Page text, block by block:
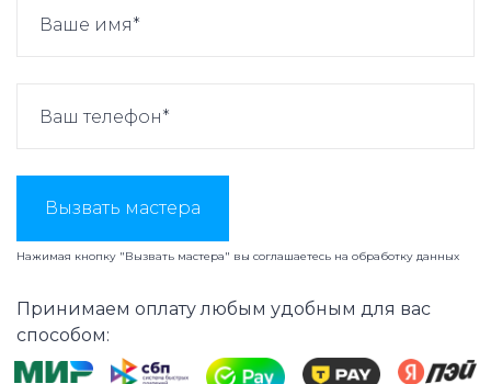
Вызвать мастера
Нажимая кнопку "Вызвать мастера" вы соглашаетесь на обработку данных
Принимаем оплату любым удобным для вас
способом: